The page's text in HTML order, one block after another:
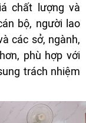
chất lượng và
bộ, người lao
các sở, ngành,
phù hợp với
trách nhiệm